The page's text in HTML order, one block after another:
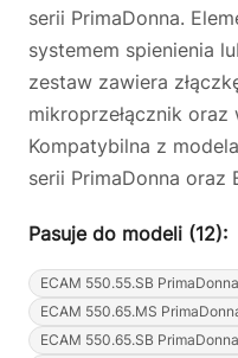
serii PrimaDonna.
systemem spienienia
zestaw zawiera
mikroprzełącznik oraz
Kompatybilna z
serii PrimaDonna oraz
Pasuje do modeli (12):
ECAM 550.55.SB PrimaDonna
ECAM 550.65.MS
ECAM 550.65.SB